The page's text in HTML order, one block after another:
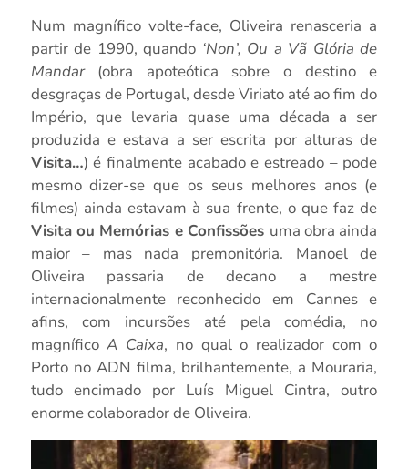
Num magnífico volte-face, Oliveira renasceria a
partir de 1990, quando ‘Non’, Ou a Vã Glória de
Mandar(obra apoteótica sobre o destino e
desgraças de Portugal, desde Viriato até ao fim do
Império, que levaria quase uma década a ser
produzida e estava a ser escrita por alturas de
Visita…) é finalmente acabado e estreado – pode
mesmo dizer-se que os seus melhores anos (e
filmes) ainda estavam à sua frente, o que faz de
Visita ou Memórias e Confissões uma obra ainda
maior – mas nada premonitória. Manoel de
Oliveira passaria de decano a mestre
internacionalmente reconhecido em Cannes e
afins, com incursões até pela comédia, no
magníficoA Caixa, no qual o realizador com o
Porto no ADN filma, brilhantemente, a Mouraria,
tudo encimado por Luís Miguel Cintra, outro
enorme colaborador de Oliveira.